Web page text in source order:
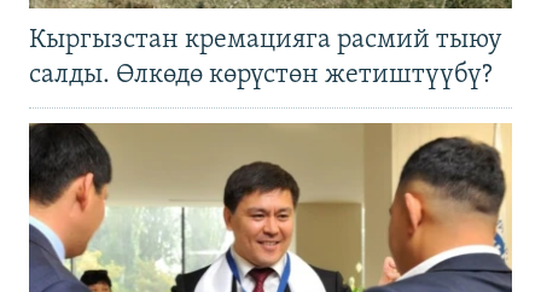
Кыргызстан кремацияга расмий тыюу
салды. Өлкөдө көрүстөн жетиштүүбү?